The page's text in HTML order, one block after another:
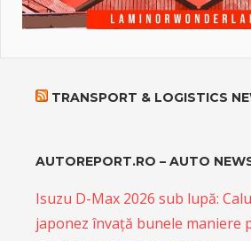
TRANSPORT & LOGISTICS
AUTOREPORT.RO – AUTO
Isuzu D-Max 2026 sub lupă:
japonez învață bunele maniere